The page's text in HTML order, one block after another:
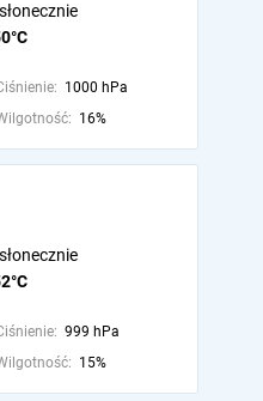
1000 hPa
16%
999 hPa
15%